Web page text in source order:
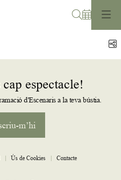
espectacle!
d'Escenaris a la teva bústia.
m’hi
| Ús de Cookies | Contacte